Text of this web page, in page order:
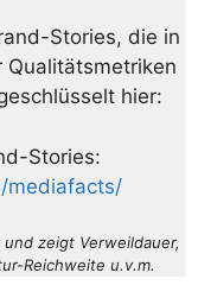
Stories, die in
Qualitätsmetriken
hier:
Stories:
mediafacts/
zeigt Verweildauer,
Reichweite u.v.m.